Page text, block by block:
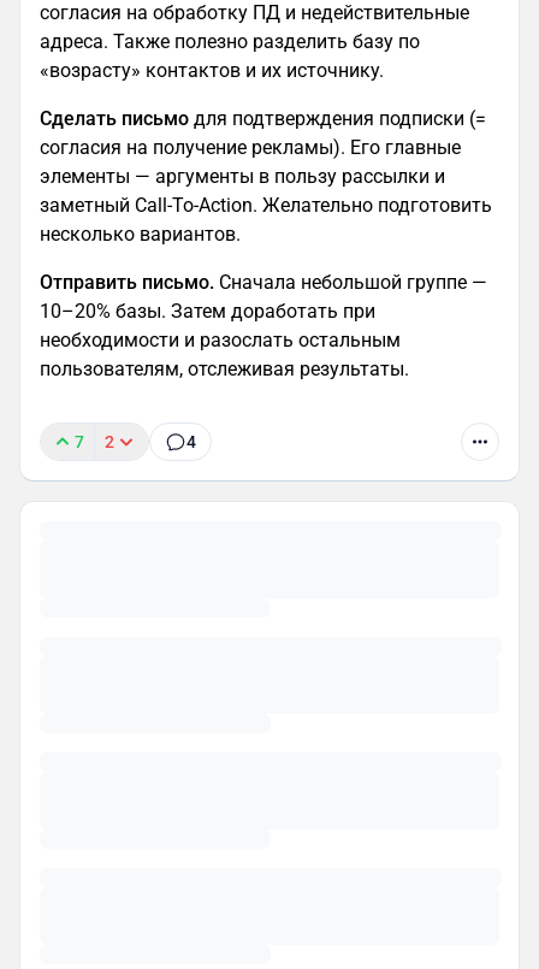
согласия на обработку ПД и недействительные
адреса. Также полезно разделить базу по
«возрасту» контактов и их источнику.
Сделать письмо для подтверждения подписки (=
согласия на получение рекламы). Его главные
элементы — аргументы в пользу рассылки и
заметный Call-To-Action. Желательно подготовить
несколько вариантов.
Отправить письмо. Сначала небольшой группе —
10–20% базы. Затем доработать при
необходимости и разослать остальным
пользователям, отслеживая результаты.
7 2 4